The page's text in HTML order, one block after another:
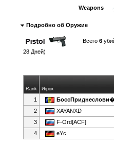
Weapons
Подробно об Оружие
Всего6
28 Дней)
Rank Игрок
1
2
XAYANXD
3
F-Ord[ACF]
4
eYc